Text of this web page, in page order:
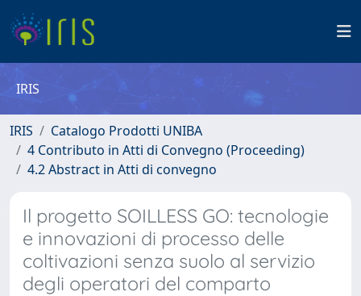
IRIS
IRIS
Catalogo Prodotti UNIBA
4 Contributo in Atti di Convegno (Proceeding)
4.2 Abstract in Atti di convegno
Il progetto SOILLESS GO: tecnologie
e innovazioni di processo delle
coltivazioni senza suolo al servizio
degli operatori del comparto